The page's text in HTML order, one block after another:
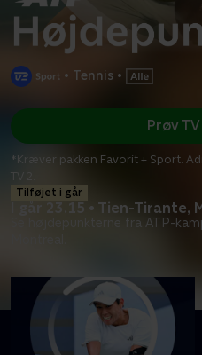
• Tennis •
Tilføjet i går
I går 23.15 • Tien-Tirante,
Se højdepunkterne fra ATP-
Prøv
*Kræver pakken Favorit + Sport.
TV 2.